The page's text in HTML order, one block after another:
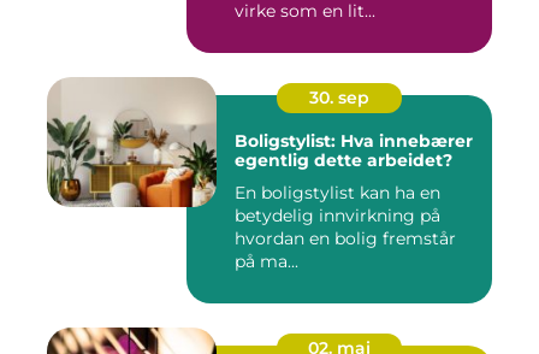
virke som en lit...
30. sep
Boligstylist: Hva innebærer
egentlig dette arbeidet?
En boligstylist kan ha en
betydelig innvirkning på
hvordan en bolig fremstår
på ma...
02. mai